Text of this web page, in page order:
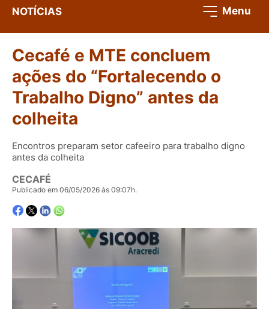
NOTÍCIAS Menu
Cecafé e MTE concluem
ações do “Fortalecendo o
Trabalho Digno” antes da
colheita
Encontros preparam setor cafeeiro para trabalho digno
antes da colheita
CECAFÉ
Publicado em 06/05/2026 às 09:07h.